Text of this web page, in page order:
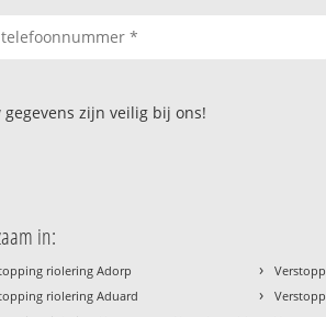
gegevens zijn veilig bij ons!
in:
riolering Adorp
riolering Aduard
›
›